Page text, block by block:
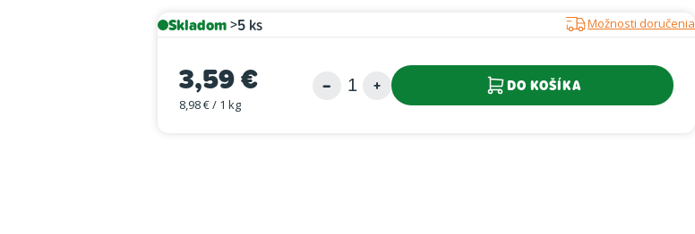
5Skladom>5 ks Možnosti doručenia
3,59 €
Jednotková cena:
8,98 € / 1 kg
DO KOŠÍKA